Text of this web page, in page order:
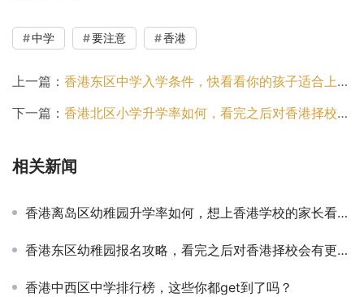
中学 要注意 香港
上一篇： 香港东区中学入学条件，快看看你的孩子适合上香港的学校吗？
下一篇： 香港北区小学升学率如何，看完之后对香港择校会有更全面的认知！
相关新闻
香港离岛区幼稚园升学率如何，想上香港学校的家长看过来吧！
香港东区幼稚园报名攻略，看完之后对香港择校会有更全面的认知！
香港中西区中学排行榜，这些你都get到了吗？